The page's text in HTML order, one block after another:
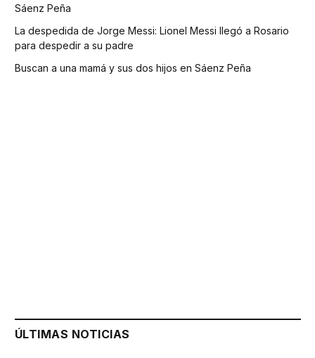
Sáenz Peña
La despedida de Jorge Messi: Lionel Messi llegó a Rosario
para despedir a su padre
Buscan a una mamá y sus dos hijos en Sáenz Peña
ÚLTIMAS NOTICIAS